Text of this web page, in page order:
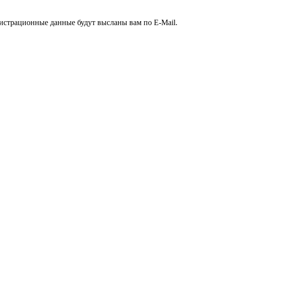
данные будут высланы вам по E-Mail.
воды